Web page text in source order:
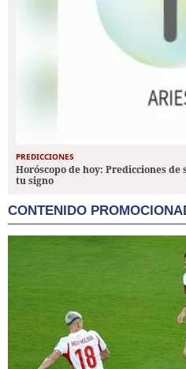
PREDICCIONES
Horóscopo de hoy: Predicciones
tu signo
CONTENIDO